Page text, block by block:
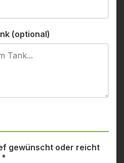
(optional)
gewünscht oder reicht
*